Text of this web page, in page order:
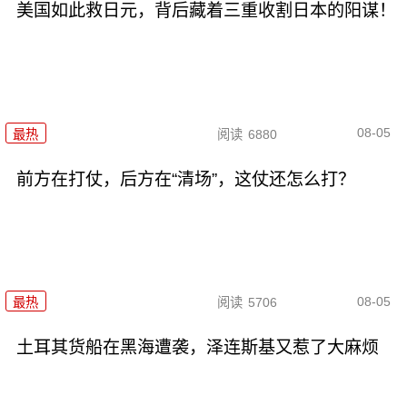
美国如此救日元，背后藏着三重收割日本的阳谋！
最热 阅读 6880 08-05
前方在打仗，后方在“清场”，这仗还怎么打？
最热 阅读 5706 08-05
土耳其货船在黑海遭袭，泽连斯基又惹了大麻烦